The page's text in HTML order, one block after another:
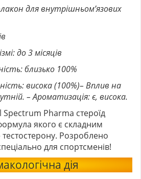
для внутрішньом’язових
до 3 місяців
близько 100%
висока (100%)– Вплив на
– Ароматизація: є, висока.
Spectrum Pharma стероїд
якого є складним
Розроблено
для спортсменів!
дія